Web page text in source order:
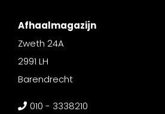
Afhaalmagazijn
Zweth 24A
2991 LH
Barendrecht
010 - 3338210